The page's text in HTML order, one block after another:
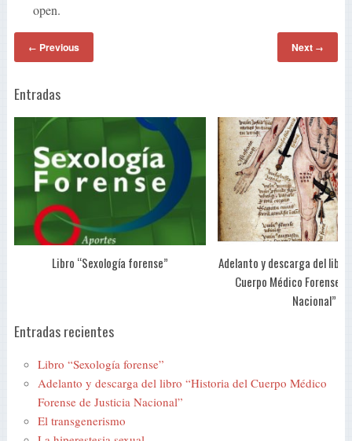
open.
← Previous Next →
Entradas
Libro “Sexología forense”
Adelanto y descarga del
Cuerpo Médico Forense
Nacional”
Entradas recientes
Libro “Sexología forense”
Adelanto y descarga del libro “Historia del Cuerpo Médico
Forense de Justicia Nacional”
El transgenerismo